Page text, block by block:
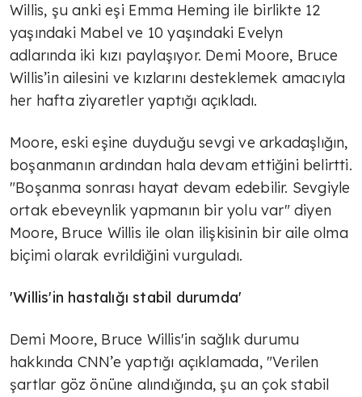
Willis, şu anki eşi Emma Heming ile birlikte 12
yaşındaki Mabel ve 10 yaşındaki Evelyn
adlarında iki kızı paylaşıyor. Demi Moore, Bruce
Willis’in ailesini ve kızlarını desteklemek amacıyla
her hafta ziyaretler yaptığı açıkladı.
Moore, eski eşine duyduğu sevgi ve arkadaşlığın,
boşanmanın ardından hala devam ettiğini belirtti.
"Boşanma sonrası hayat devam edebilir. Sevgiyle
ortak ebeveynlik yapmanın bir yolu var" diyen
Moore, Bruce Willis ile olan ilişkisinin bir aile olma
biçimi olarak evrildiğini vurguladı.
'Willis'in hastalığı stabil durumda'
Demi Moore, Bruce Willis'in sağlık durumu
hakkında CNN’e yaptığı açıklamada, "Verilen
şartlar göz önüne alındığında, şu an çok stabil